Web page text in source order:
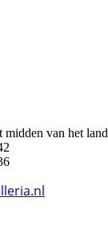
midden van het land